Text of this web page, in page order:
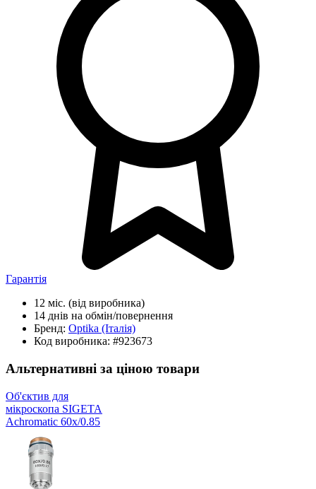
Гарантія
12 міс. (від виробника)
14 днів на обмін/повернення
Бренд: Optika (Італія)
Код виробника: #923673
Альтернативні за ціною товари
Об'єктив для
мікроскопа SIGETA
Achromatic 60x/0.85